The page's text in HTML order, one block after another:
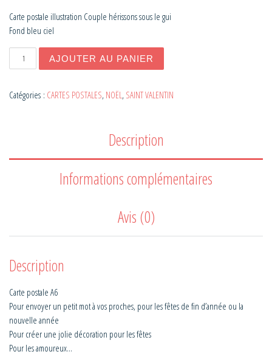
Carte postale illustration Couple hérissons sous le gui
Fond bleu ciel
quantité de Carte HERISSONS
AJOUTER AU PANIER
Catégories : CARTES POSTALES, NOËL, SAINT VALENTIN
Description
Informations complémentaires
Avis (0)
Description
Carte postale A6
Pour envoyer un petit mot à vos proches, pour les fêtes de fin d’année ou la
nouvelle année
Pour créer une jolie décoration pour les fêtes
Pour les amoureux…